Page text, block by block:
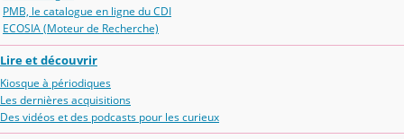
PMB, le catalogue en ligne du CDI
ECOSIA (Moteur de Recherche)
Lire et découvrir
Kiosque à périodiques
Les dernières acquisitions
Des vidéos et des podcasts pour les curieux